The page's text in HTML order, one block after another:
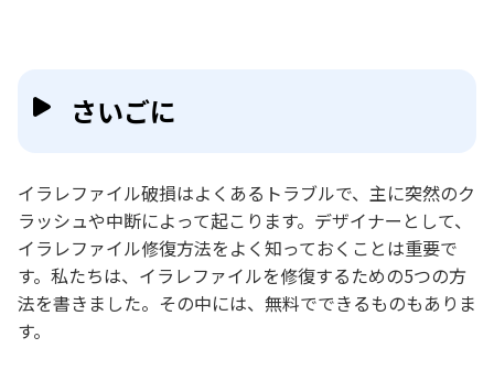
さいごに
イラレファイル破損はよくあるトラブルで、主に突然のク
ラッシュや中断によって起こります。デザイナーとして、
イラレファイル修復方法をよく知っておくことは重要で
す。私たちは、イラレファイルを修復するための5つの方
法を書きました。その中には、無料でできるものもありま
す。